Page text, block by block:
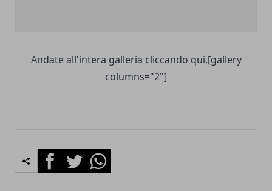
Andate all'intera galleria cliccando qui.[gallery
columns="2"]
FacebookTwitterWhatsapp